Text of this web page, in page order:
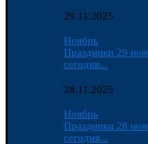
29.11.2025
Ноябрь
Праздники 29
сегодня...
28.11.2025
Ноябрь
Праздники 28
сегодня...